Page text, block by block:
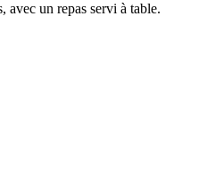
avec un repas servi à table.